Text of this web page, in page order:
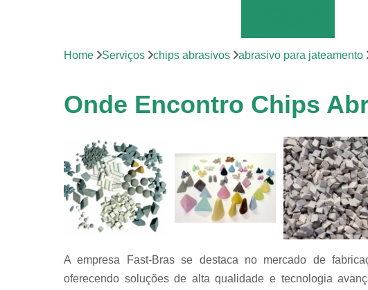
vibração
em
equipamentos
de
Tensoativos
detergentes
Home Serviços chips abrasivos abrasivo para jateamento
Onde Encontro Chips
A empresa Fast-Bras se destaca no mercado de
oferecendo soluções de alta qualidade e tecnologia